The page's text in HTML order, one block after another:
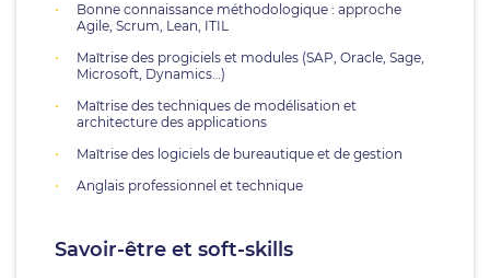
Bonne connaissance méthodologique : approche
Agile, Scrum, Lean, ITIL
Maîtrise des progiciels et modules (SAP, Oracle, Sage,
Microsoft, Dynamics…)
Maîtrise des techniques de modélisation et
architecture des applications
Maîtrise des logiciels de bureautique et de gestion
Anglais professionnel et technique
Savoir-être et soft-skills